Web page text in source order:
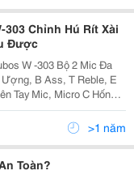
Chỉnh Hú Rít Xài
Được
W -303 Bộ 2 Mic Đa
B Ass, T Reble, E
Tay Mic, Micro C Hống H
Dụng Cho Các Loại Loa
Chỉ Cần Các...
>1 năm
Toàn?